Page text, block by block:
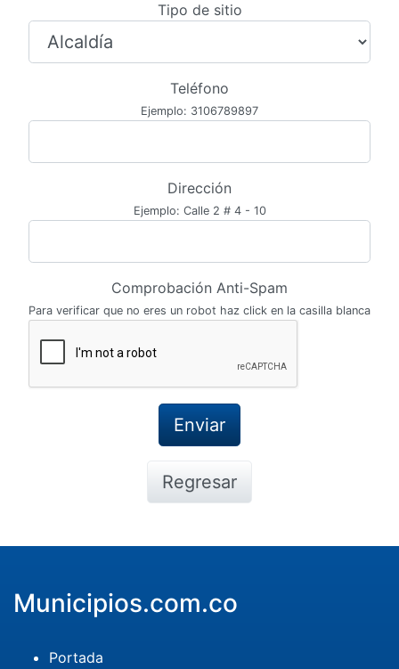
Tipo de sitio
Teléfono
Ejemplo: 3106789897
Dirección
Ejemplo: Calle 2 # 4 - 10
Comprobación Anti-Spam
Para verificar que no eres un robot haz click en la casilla blanca
Regresar
Municipios.com.co
Portada